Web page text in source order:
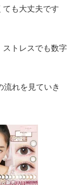
ても大丈夫です
ストレスでも数字
流れを見ていき